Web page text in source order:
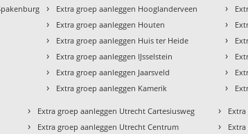
› Extra groep aanleggen Hooglanderveen
› Extra groep aanleggen Houten
› Extra groep aanleggen Huis ter Heide
› Extra groep aanleggen IJsselstein
› Extra groep aanleggen Jaarsveld
› Extra groep aanleggen Kamerik
›
›
›
›
›
›
› Extra groep aanleggen Utrecht Cartesiusweg
› Extra groep aanleggen Utrecht Centrum
›
›